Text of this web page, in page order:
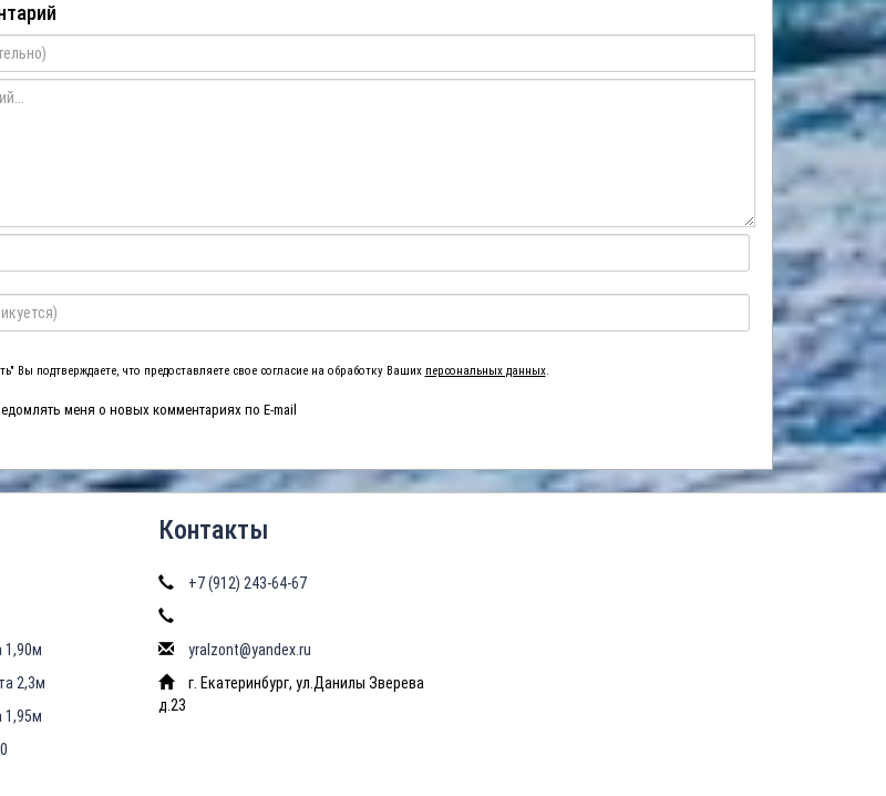
Вы подтверждаете, что предоставляете свое согласие на обработку Ваших персональных данных.
меня о новых комментариях по E-mail
1,90м
2,3м
1,95м
Контакты
+7 (912) 243-64-67
yralzont@yandex.ru
г. Екатеринбург, ул.Данилы Зверева
д.23